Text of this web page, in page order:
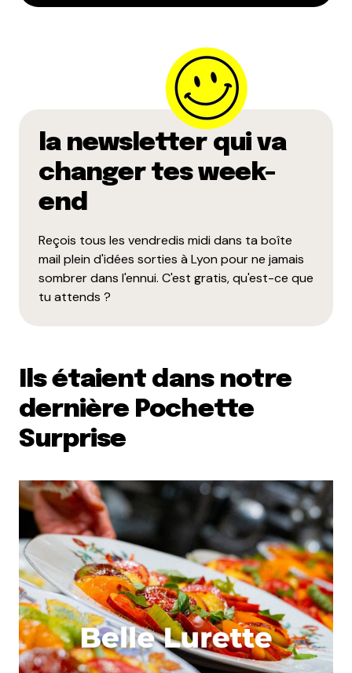
la newsletter qui va
changer tes week-
end
Reçois tous les vendredis midi dans ta boîte
mail plein d'idées sorties à Lyon pour ne jamais
sombrer dans l'ennui. C'est gratis, qu'est-ce que
tu attends ?
Ils étaient dans notre
dernière Pochette
Surprise